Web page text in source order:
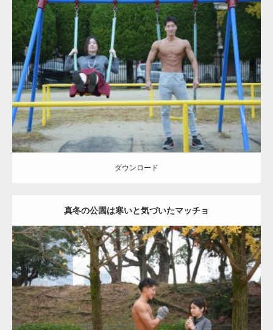
Update: 2021.07.6
Category:公園のマッチョ その他 AKIHITO(細マッチョ) 腹筋 大胸筋
ダウンロード
ダウンロード
真冬の公園は寒いと気づいたマッチョ
Update: 2021.07.8
Category:公園のマッチョ その他 AKIHITO(細マッチョ) 上腕三頭筋
肩